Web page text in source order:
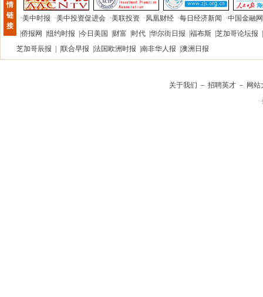
情
链
接
·美中时报 ·美中投资促进会 ·美联投资 ·凤凰财经 ·每日经济新闻 ·中国金融网
侨报网 纽约时报 今日美国 财富 时代 华尔街日报 福布斯 芝加哥论坛报
芝加哥辰报
联合早报 法国欧洲时报 南非华人报 澳洲日报
关于我们 － 招聘英才 － 网站